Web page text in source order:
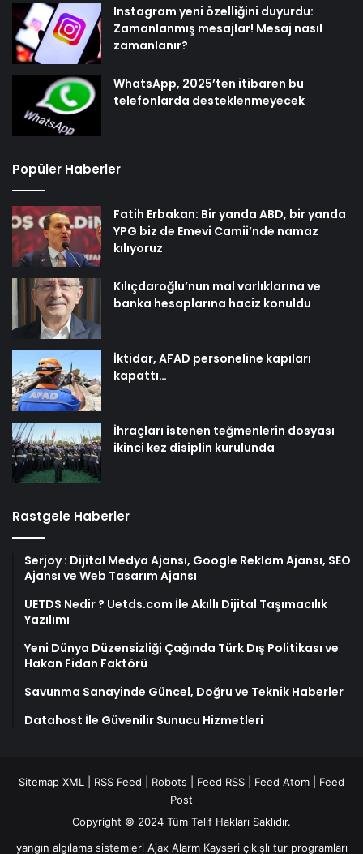
Instagram yeni özelliğini duyurdu:
Zamanlanmış mesajlar! Mesaj nasıl
zamanlanır?
WhatsApp, 2025’ten itibaren bu
telefonlarda desteklenmeyecek
Popüler Haberler
Fatih Erbakan: Bir yanda ABD, bir yanda
YPG biz de Emevi Camii’nde namaz
kılıyoruz
Kılıçdaroğlu’nun mal varlıklarına ve
banka hesaplarına haciz konuldu
İktidar, AFAD personeline kapıları
kapattı…
İhraçları istenen teğmenlerin dosyası
ikinci kez disiplin kurulunda
Rastgele Haberler
Serjoy : Dijital Medya Ajansı, Google Reklam Ajansı, SEO
Ajansı ve Web Tasarım Ajansı
UETDS Nedir ? Uetds.com İle Akıllı Dijital Taşımacılık
Yazılımı
Yeni Dünya Düzensizliği Çağında Türk Dış Politikası ve
Hakan Fidan Faktörü
Savunma Sanayinde Güncel, Doğru ve Teknik Haberler
Datahost İle Güvenilir Sunucu Hizmetleri
Sitemap XML RSS Feed Robots Feed RSS Feed Atom
Feed
Post
Copyright © 2024 Tüm Telif Hakları Saklıdır.
yangın algılama sistemleri Ajax Alarm Kayseri çıkışlı tur programları